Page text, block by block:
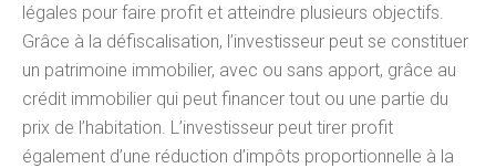
légales pour faire profit et atteindre plusieurs objectifs.
Grâce à la défiscalisation, l’investisseur peut se constituer
un patrimoine immobilier, avec ou sans apport, grâce au
crédit immobilier qui peut financer tout ou une partie du
prix de l’habitation. L’investisseur peut tirer profit
également d’une réduction d’impôts proportionnelle à la